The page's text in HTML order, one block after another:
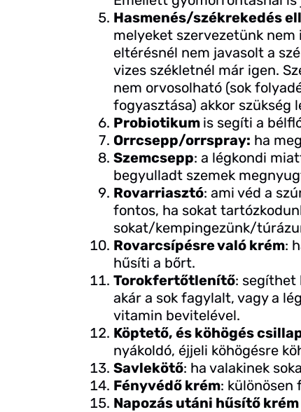
Hasmenés/székrekedés
melyeket szervezetünk nem
eltérésnél nem javasolt a
vizes székletnél már igen.
nem orvosolható (sok
fogyasztása) akkor szükség
Probiotikum is segíti a
Orrcsepp/orrspray: ha
Szemcsepp: a légkondi
begyulladt szemek
Rovarriasztó: ami véd a
fontos, ha sokat
sokat/kempingezünk/
Rovarcsípésre való krém:
hűsíti a bőrt.
Torokfertőtlenítő: segíthet
akár a sok fagylalt, vagy a
vitamin bevitelével.
Köptető, és köhögés
nyákoldó, éjjeli köhögésre
Savlekötő: ha valakinek
Fényvédő krém: különösen
Napozás utáni hűsítő krém